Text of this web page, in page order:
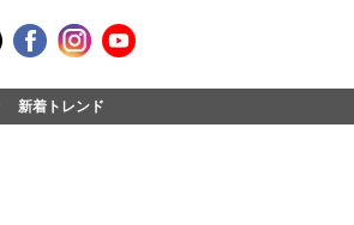
新着トレンド